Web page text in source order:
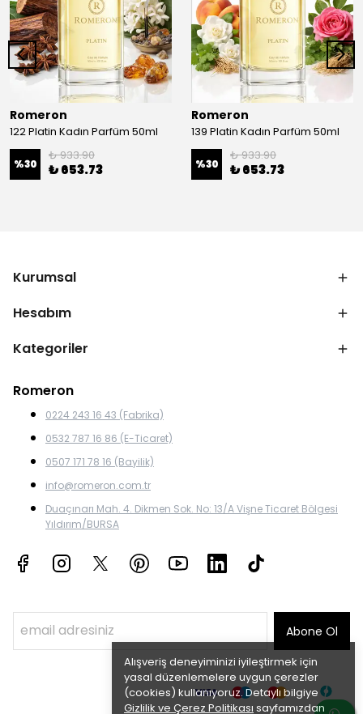
Alışveriş deneyiminizi iyileştirmek için
yasal düzenlemelere uygun çerezler
(cookies) kullanıyoruz. Detaylı bilgiye
Gizlilik ve Çerez Politikası sayfamızdan
Romeron
122 Platin Kadın Parfüm 50ml
%30
₺ 933.90
₺ 653.73
Romeron
139 Platin Kadın Parfüm 50ml
%30
₺ 933.90
₺ 653.73
Kurumsal
Hesabım
Kategoriler
Romeron
0224 243 16 43 (Fabrika)
0532 787 16 86 (E-Ticaret)
0507 171 78 16 (Bayilik)
info@romeron.com.tr
Duaçınarı Mah. 4. Dikmen Sok. No: 13/A Vişne Ticaret Bölgesi
Yıldırım/BURSA
Abone Ol